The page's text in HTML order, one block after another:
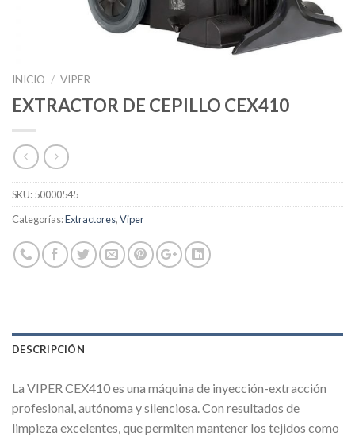
INICIO / VIPER
EXTRACTOR DE CEPILLO CEX410
SKU:50000545
Categorías:Extractores,Viper
DESCRIPCIÓN
La VIPER CEX410 es una máquina de inyección-extracción
profesional, autónoma y silenciosa. Con resultados de
limpieza excelentes, que permiten mantener los tejidos como